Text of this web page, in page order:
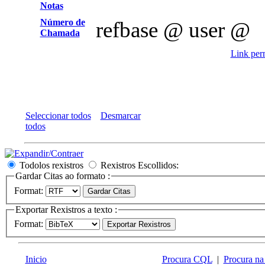
Notas
Número de
Chamada
refbase @ user @
Link
Seleccionar todos
Desmarcar
todos
Todolos rexistros
Rexistros Escollidos:
Gardar Citas ao formato :
Format:
Exportar Rexistros a texto :
Format:
Inicio Procura CQL| Procura